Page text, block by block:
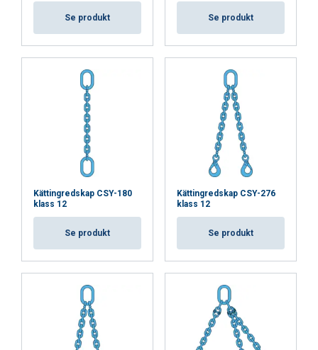
Se produkt Se produkt
Kättingredskap CSY-180
klass 12
Se produkt
Kättingredskap CSY-276
klass 12
Se produkt
Funktioner Oklassificerade
ACCEPTERA ALLA
VISA DETALJER